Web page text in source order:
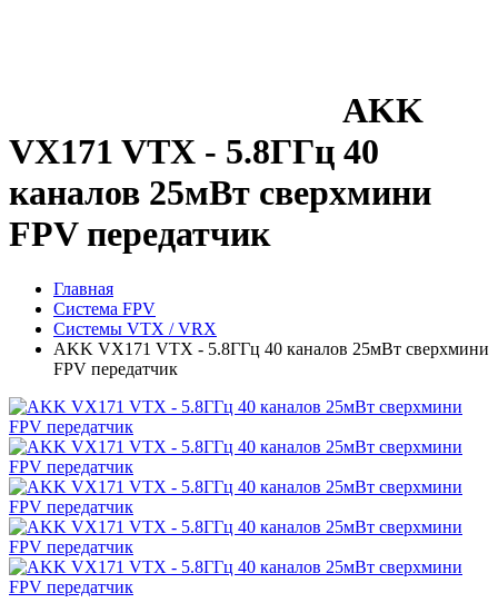
AKK
VX171 VTX - 5.8ГГц 40
каналов 25мВт сверхмини
FPV передатчик
Главная
Система FPV
Системы VTX / VRX
AKK VX171 VTX - 5.8ГГц 40 каналов 25мВт сверхмини
FPV передатчик